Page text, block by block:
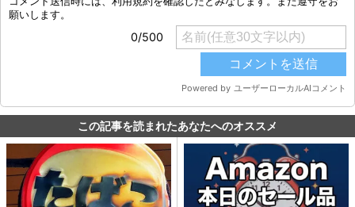
この記事を読まれたあなたへのオススメ